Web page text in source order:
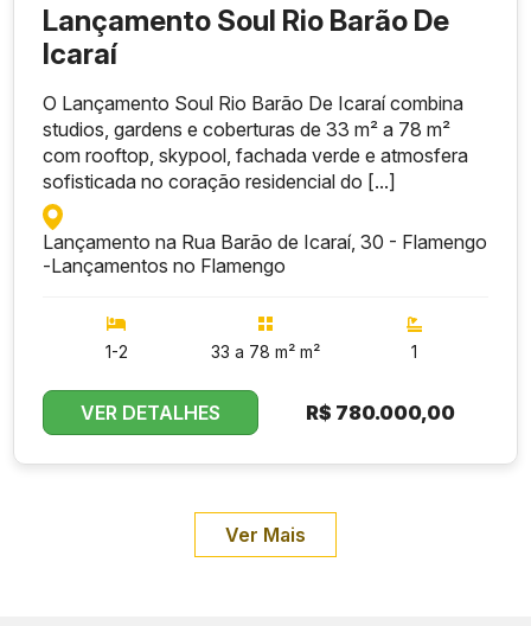
Lançamento Soul Rio Barão De
Icaraí
O Lançamento Soul Rio Barão De Icaraí combina
studios, gardens e coberturas de 33 m² a 78 m²
com rooftop, skypool, fachada verde e atmosfera
sofisticada no coração residencial do [...]
Lançamento na Rua Barão de Icaraí, 30 - Flamengo
-Lançamentos no Flamengo
1-2 33 a 78 m² m² 1
VER DETALHES R$ 780.000,00
Ver Mais